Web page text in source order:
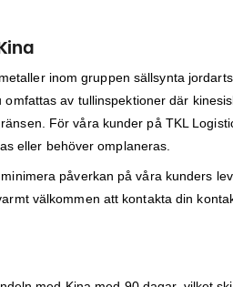
inom gruppen sällsynta
av tullinspektioner där
För våra kunder på TKL
eller behöver omplaneras.
påverkan på våra kunders
välkommen att kontakta din